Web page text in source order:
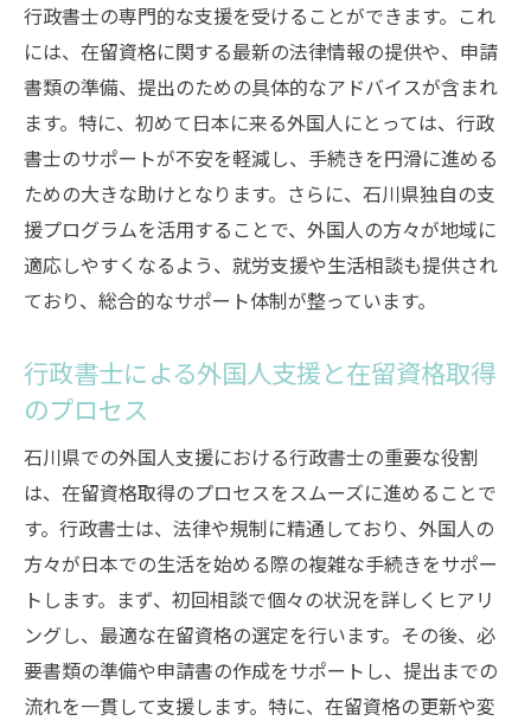
行政書士の専門的な支援を受けることができます。これ
には、在留資格に関する最新の法律情報の提供や、申請
書類の準備、提出のための具体的なアドバイスが含まれ
ます。特に、初めて日本に来る外国人にとっては、行政
書士のサポートが不安を軽減し、手続きを円滑に進める
ための大きな助けとなります。さらに、石川県独自の支
援プログラムを活用することで、外国人の方々が地域に
適応しやすくなるよう、就労支援や生活相談も提供され
ており、総合的なサポート体制が整っています。
行政書士による外国人支援と在留資格取得
のプロセス
石川県での外国人支援における行政書士の重要な役割
は、在留資格取得のプロセスをスムーズに進めることで
す。行政書士は、法律や規制に精通しており、外国人の
方々が日本での生活を始める際の複雑な手続きをサポー
トします。まず、初回相談で個々の状況を詳しくヒアリ
ングし、最適な在留資格の選定を行います。その後、必
要書類の準備や申請書の作成をサポートし、提出までの
流れを一貫して支援します。特に、在留資格の更新や変